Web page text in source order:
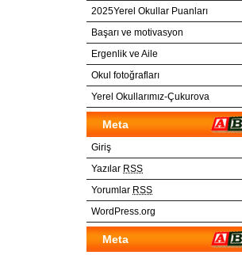
2025Yerel Okullar Puanları
Başarı ve motivasyon
Ergenlik ve Aile
Okul fotoğrafları
Yerel Okullarımız-Çukurova
Meta
Giriş
Yazılar RSS
Yorumlar RSS
WordPress.org
Meta